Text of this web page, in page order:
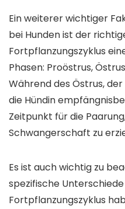
Ein weiterer wichtiger
bei Hunden ist der
Fortpflanzungszyklus
Phasen: Proöstrus,
Während des Östrus,
die Hündin
Zeitpunkt für die
Schwangerschaft zu
Es ist auch wichtig zu
spezifische
Fortpflanzungszyklus